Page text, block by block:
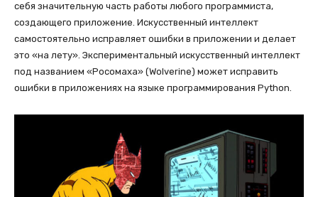
себя значительную часть работы любого программиста,
создающего приложение. Искусственный интеллект
самостоятельно исправляет ошибки в приложении и делает
это «на лету». Экспериментальный искусственный интеллект
под названием «Росомаха» (Wolverine) может исправить
ошибки в приложениях на языке программирования Python.